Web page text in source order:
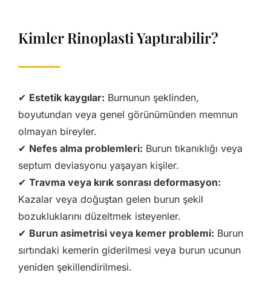
Kimler Rinoplasti Yaptırabilir?
✔ Estetik kaygılar: Burnunun şeklinden,
boyutundan veya genel görünümünden memnun
olmayan bireyler.
✔ Nefes alma problemleri: Burun tıkanıklığı veya
septum deviasyonu yaşayan kişiler.
✔ Travma veya kırık sonrası deformasyon:
Kazalar veya doğuştan gelen burun şekil
bozukluklarını düzeltmek isteyenler.
✔ Burun asimetrisi veya kemer problemi: Burun
sırtındaki kemerin giderilmesi veya burun ucunun
yeniden şekillendirilmesi.